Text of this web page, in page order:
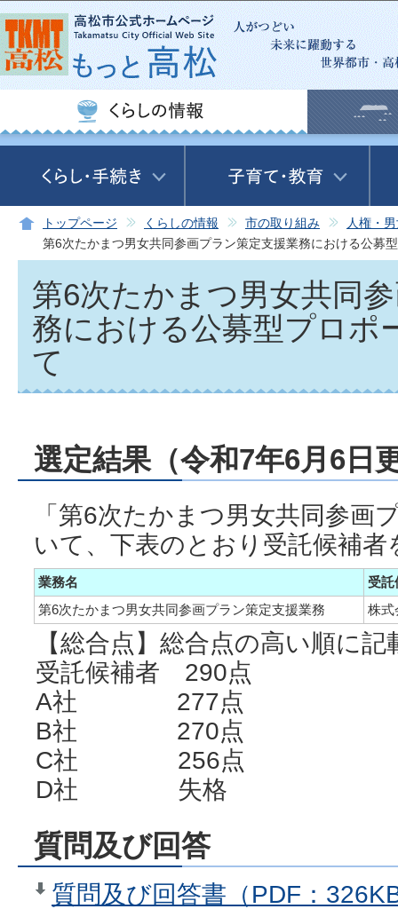
この
トップページ くらしの情報 市の取り組み
人権・
第6次たかまつ男女共同参画プラン策定支援業務における公募
第6次たかまつ男女共同
務における公募型プロポ
て
選定結果（令和7年6月6日
「第6次たかまつ男女共同参画
いて、下表のとおり受託候補
業務名
受託
第6次たかまつ男女共同参画プラン策定支援業務
株
【総合点】総合点の高い順に
受託候補者 290点
A社 277点
B社 270点
C社 256点
D社 失格
質問及び回答
質問及び回答書（PDF：